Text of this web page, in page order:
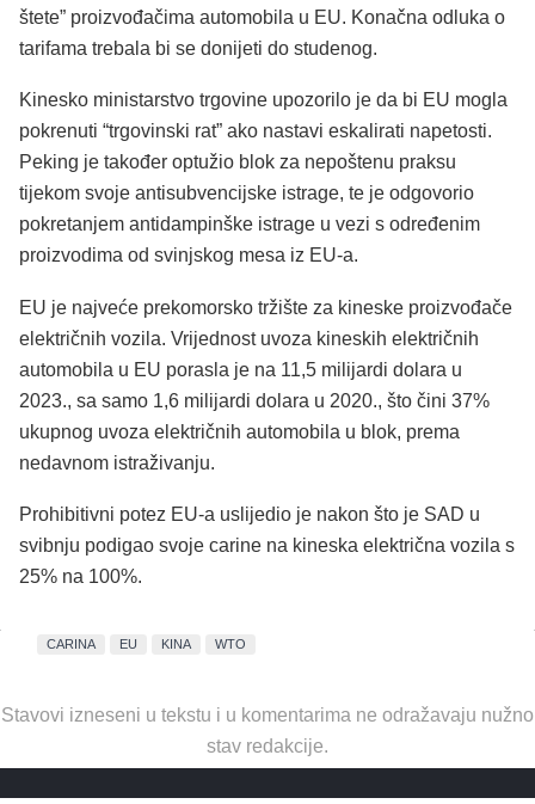
štete” proizvođačima automobila u EU. Konačna odluka o
tarifama trebala bi se donijeti do studenog.
Kinesko ministarstvo trgovine upozorilo je da bi EU mogla
pokrenuti “trgovinski rat” ako nastavi eskalirati napetosti.
Peking je također optužio blok za nepoštenu praksu
tijekom svoje antisubvencijske istrage, te je odgovorio
pokretanjem antidampinške istrage u vezi s određenim
proizvodima od svinjskog mesa iz EU-a.
EU je najveće prekomorsko tržište za kineske proizvođače
električnih vozila. Vrijednost uvoza kineskih električnih
automobila u EU porasla je na 11,5 milijardi dolara u
2023., sa samo 1,6 milijardi dolara u 2020., što čini 37%
ukupnog uvoza električnih automobila u blok, prema
nedavnom istraživanju.
Prohibitivni potez EU-a uslijedio je nakon što je SAD u
svibnju podigao svoje carine na kineska električna vozila s
25% na 100%.
CARINA EU KINA WTO
Stavovi izneseni u tekstu i u komentarima ne odražavaju nužno
stav redakcije.